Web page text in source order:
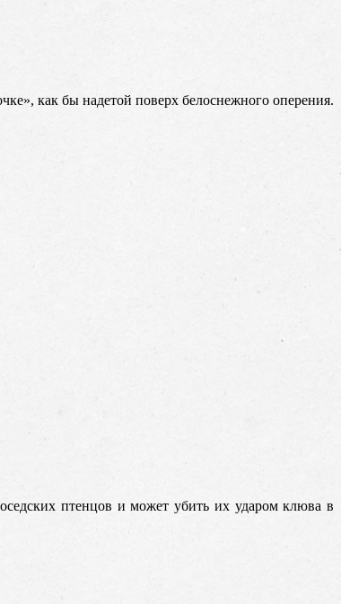
как бы надетой поверх белоснежного оперения.
птенцов и может убить их ударом клюва в